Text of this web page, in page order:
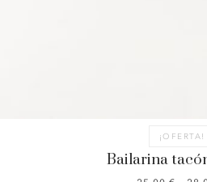
¡OFERTA!
Bailarina